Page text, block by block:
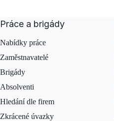
Práce a brigády
Nabídky práce
Zaměstnavatelé
Brigády
Absolventi
Hledání dle firem
Zkrácené úvazky